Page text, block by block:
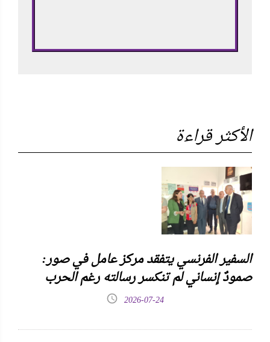
الأكثر قراءة
السفير الفرنسي يتفقد مركز عامل في صور:
صمودٌ إنساني لم تنكسر رسالته رغم الحرب
2026-07-24